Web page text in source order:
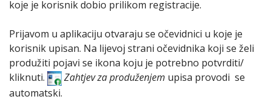
koje je korisnik dobio prilikom registracije.
Prijavom u aplikaciju otvaraju se očevidnici u koje je
korisnik upisan. Na lijevoj strani očevidnika koji se želi
produžiti pojavi se ikona koju je potrebno potvrditi/
kliknuti.
Zahtjev za produženjem upisa provodi se
automatski.